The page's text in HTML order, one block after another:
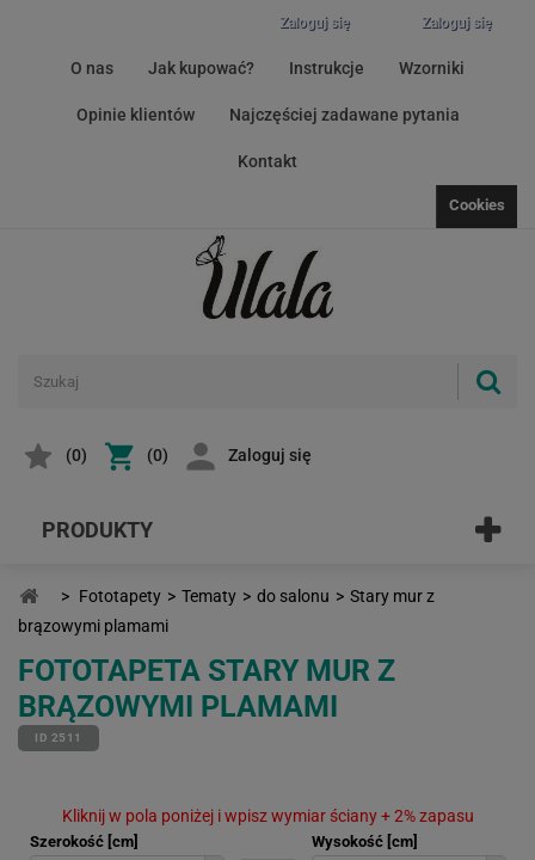
Zaloguj się
Zaloguj się
O nas Jak kupować? Instrukcje Wzorniki
Opinie klientów Najczęściej zadawane pytania
Kontakt
Cookies
(0) (0) Zaloguj się
PRODUKTY
> Fototapety > Tematy > do salonu > Stary mur z
brązowymi plamami
FOTOTAPETA STARY MUR Z
BRĄZOWYMI PLAMAMI
ID 2511
Kliknij w pola poniżej i wpisz wymiar ściany + 2% zapasu
Szerokość [cm] Wysokość [cm]